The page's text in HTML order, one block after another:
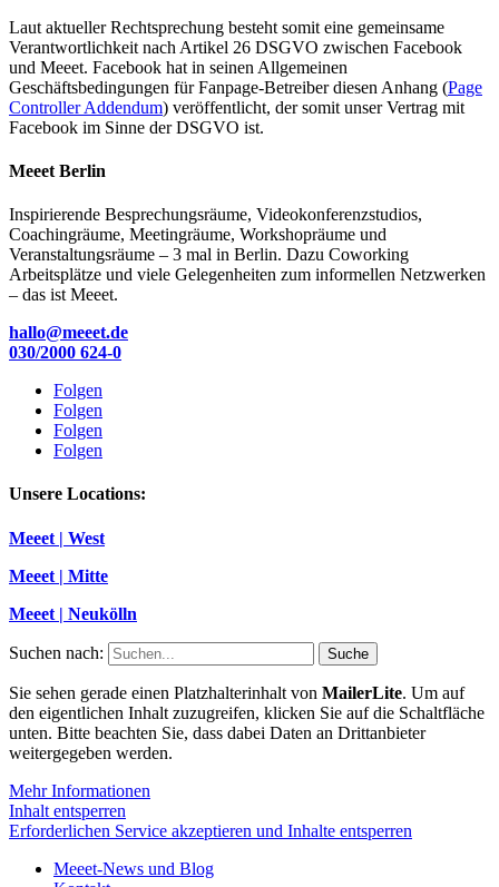
Laut aktueller Rechtsprechung besteht somit eine gemeinsame
Verantwortlichkeit nach Artikel 26 DSGVO zwischen Facebook
und Meeet. Facebook hat in seinen Allgemeinen
Geschäftsbedingungen für Fanpage-Betreiber diesen Anhang (Page
Controller Addendum) veröffentlicht, der somit unser Vertrag mit
Facebook im Sinne der DSGVO ist.
Meeet Berlin
Inspirierende Besprechungsräume, Videokonferenzstudios,
Coachingräume, Meetingräume, Workshopräume und
Veranstaltungsräume – 3 mal in Berlin. Dazu Coworking
Arbeitsplätze und viele Gelegenheiten zum informellen Netzwerken
– das ist Meeet.
hallo@meeet.de
030/2000 624-0
Folgen
Folgen
Folgen
Folgen
Unsere Locations:
Meeet | West
Meeet | Mitte
Meeet | Neukölln
Suchen nach:
Sie sehen gerade einen Platzhalterinhalt von MailerLite. Um auf
den eigentlichen Inhalt zuzugreifen, klicken Sie auf die Schaltfläche
unten. Bitte beachten Sie, dass dabei Daten an Drittanbieter
weitergegeben werden.
Mehr Informationen
Inhalt entsperren
Erforderlichen Service akzeptieren und Inhalte entsperren
Meeet-News und Blog